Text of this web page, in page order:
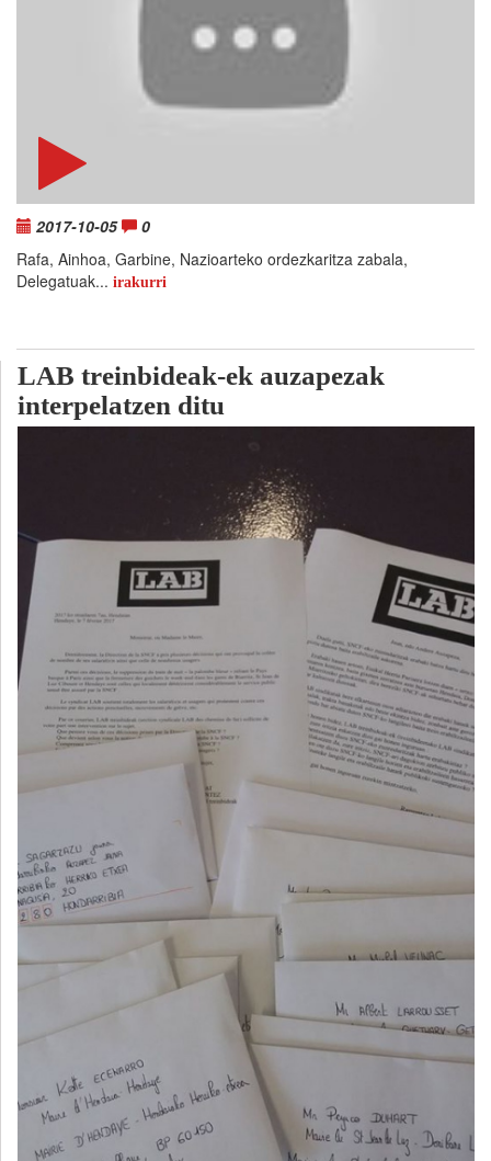
2017-10-05
0
Rafa, Ainhoa, Garbine, Nazioarteko ordezkaritza zabala,
Delegatuak... irakurri
LAB treinbideak-ek auzapezak
interpelatzen ditu